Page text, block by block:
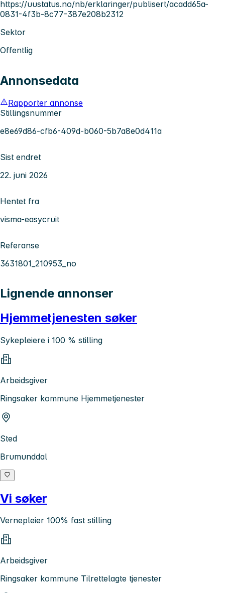
https://uustatus.no/nb/erklaringer/publisert/acadd65a-
0831-4f3b-8c77-387e208b2312
Sektor
Offentlig
Annonsedata
Rapporter annonse
Stillingsnummer
e8e69d86-cfb6-409d-b060-5b7a8e0d411a
Sist endret
22. juni 2026
Hentet fra
visma-easycruit
Referanse
3631801_210953_no
Lignende annonser
Hjemmetjenesten søker
Sykepleiere i 100 % stilling
Arbeidsgiver
Ringsaker kommune Hjemmetjenester
Sted
Brumunddal
Vi søker
Vernepleier 100% fast stilling
Arbeidsgiver
Ringsaker kommune Tilrettelagte tjenester